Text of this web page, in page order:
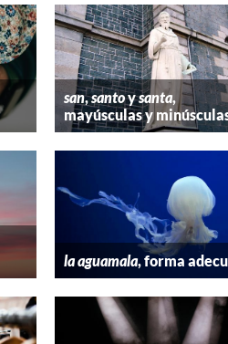
san,santoysanta,
mayúsculas y
la aguamala, forma